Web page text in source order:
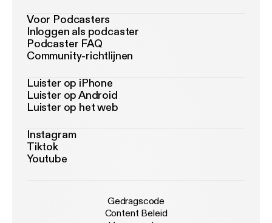
Voor Podcasters
Inloggen als podcaster
Podcaster FAQ
Community-richtlijnen
Luister op iPhone
Luister op Android
Luister op het web
Instagram
Tiktok
Youtube
Gedragscode
Content Beleid